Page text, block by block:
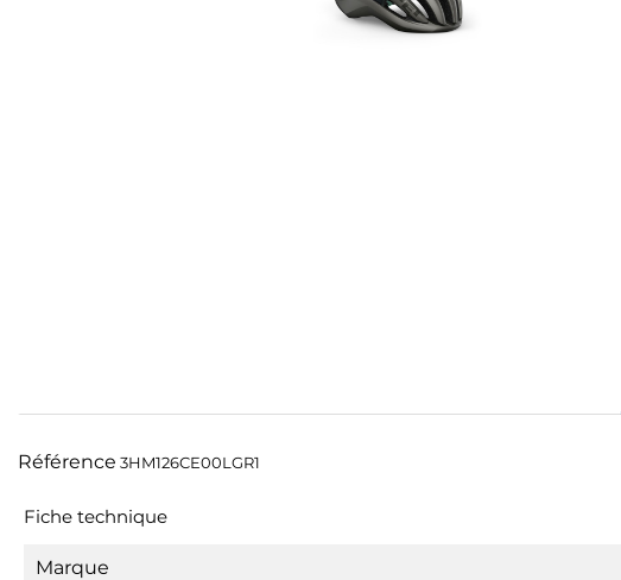
Référence 3HM126CE00LGR1
Fiche technique
Marque